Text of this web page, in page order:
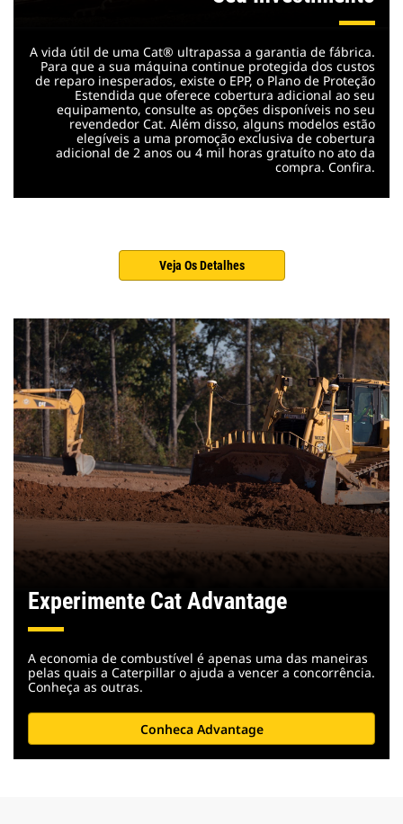
A vida útil de uma Cat® ultrapassa a garantia de fábrica.
Para que a sua máquina continue protegida dos custos
de reparo inesperados, existe o EPP, o Plano de Proteção
Estendida que oferece cobertura adicional ao seu
equipamento, consulte as opções disponíveis no seu
revendedor Cat. Além disso, alguns modelos estão
elegíveis a uma promoção exclusiva de cobertura
adicional de 2 anos ou 4 mil horas gratuíto no ato da
compra. Confira.
Veja Os Detalhes
Experimente Cat Advantage
A economia de combustível é apenas uma das maneiras
pelas quais a Caterpillar o ajuda a vencer a concorrência.
Conheça as outras.
Conheca Advantage